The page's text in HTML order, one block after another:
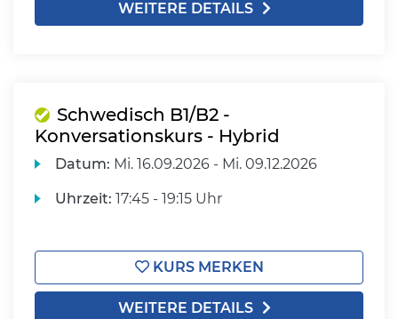
WEITERE DETAILS
Schwedisch B1/B2 -
Konversationskurs - Hybrid
Datum: Mi. 16.09.2026 - Mi. 09.12.2026
Uhrzeit: 17:45 - 19:15 Uhr
KURS MERKEN
WEITERE DETAILS